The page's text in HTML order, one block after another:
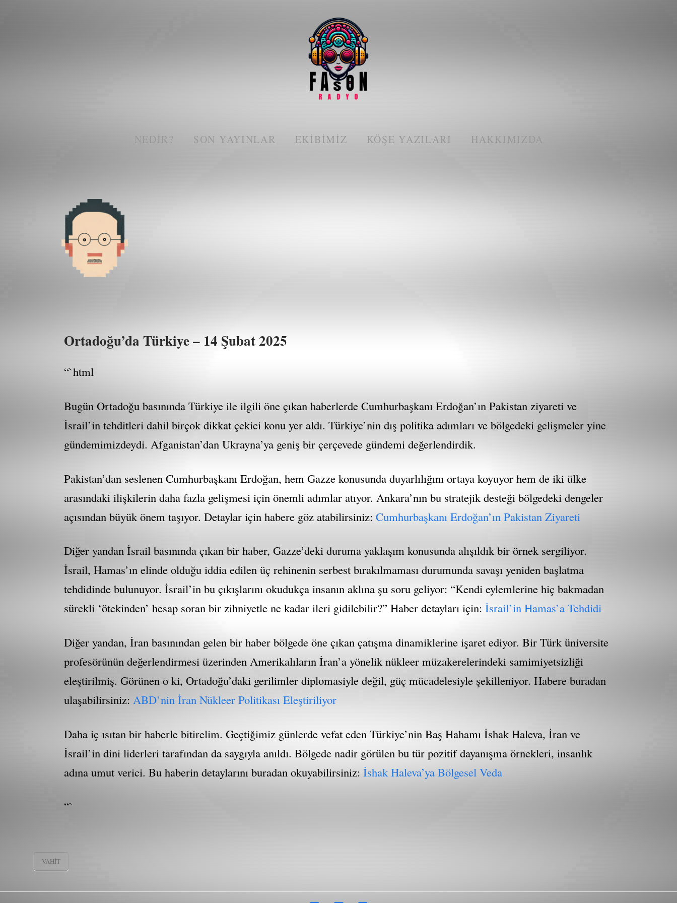
NEDIR? SON YAYINLAR EKIBIMIZ KÖŞE YAZILARI HAKKIMIZDA
Ortadoğu’da Türkiye – 14 Şubat 2025
“`html
Bugün Ortadoğu basınında Türkiye ile ilgili öne çıkan haberlerde Cumhurbaşkanı Erdoğan’ın Pakistan ziyareti ve
İsrail’in tehditleri dahil birçok dikkat çekici konu yer aldı. Türkiye’nin dış politika adımları ve bölgedeki gelişmeler yine
gündemimizdeydi. Afganistan’dan Ukrayna’ya geniş bir çerçevede gündemi değerlendirdik.
Pakistan’dan seslenen Cumhurbaşkanı Erdoğan, hem Gazze konusunda duyarlılığını ortaya koyuyor hem de iki ülke
arasındaki ilişkilerin daha fazla gelişmesi için önemli adımlar atıyor. Ankara’nın bu stratejik desteği bölgedeki dengeler
açısından büyük önem taşıyor. Detaylar için habere göz atabilirsiniz:Cumhurbaşkanı Erdoğan’ın Pakistan Ziyareti
Diğer yandan İsrail basınında çıkan bir haber, Gazze’deki duruma yaklaşım konusunda alışıldık bir örnek sergiliyor.
İsrail, Hamas’ın elinde olduğu iddia edilen üç rehinenin serbest bırakılmaması durumunda savaşı yeniden başlatma
tehdidinde bulunuyor. İsrail’in bu çıkışlarını okudukça insanın aklına şu soru geliyor: “Kendi eylemlerine hiç bakmadan
sürekli ‘ötekinden’ hesap soran bir zihniyetle ne kadar ileri gidilebilir?” Haber detayları için:İsrail’in Hamas’a Tehdidi
Diğer yandan, İran basınından gelen bir haber bölgede öne çıkan çatışma dinamiklerine işaret ediyor. Bir Türk üniversite
profesörünün değerlendirmesi üzerinden Amerikalıların İran’a yönelik nükleer müzakerelerindeki samimiyetsizliği
eleştirilmiş. Görünen o ki, Ortadoğu’daki gerilimler diplomasiyle değil, güç mücadelesiyle şekilleniyor. Habere buradan
ulaşabilirsiniz:ABD’nin İran Nükleer Politikası Eleştiriliyor
Daha iç ısıtan bir haberle bitirelim. Geçtiğimiz günlerde vefat eden Türkiye’nin Baş Hahamı İshak Haleva, İran ve
İsrail’in dini liderleri tarafından da saygıyla anıldı. Bölgede nadir görülen bu tür pozitif dayanışma örnekleri, insanlık
adına umut verici. Bu haberin detaylarını buradan okuyabilirsiniz:İshak Haleva’ya Bölgesel Veda
“`
VAHIT